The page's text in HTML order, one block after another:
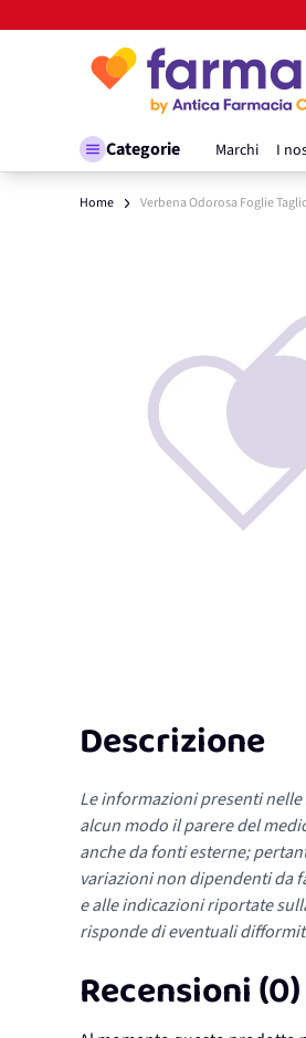
Salta al contenuto
Categorie Marchi I
Home Verbena Odorosa Foglie
Descrizione
Le informazioni presenti
alcun modo il parere del
anche da fonti esterne;
variazioni non dipendenti da
e alle indicazioni riportate
risponde di eventuali
Recensioni (0)